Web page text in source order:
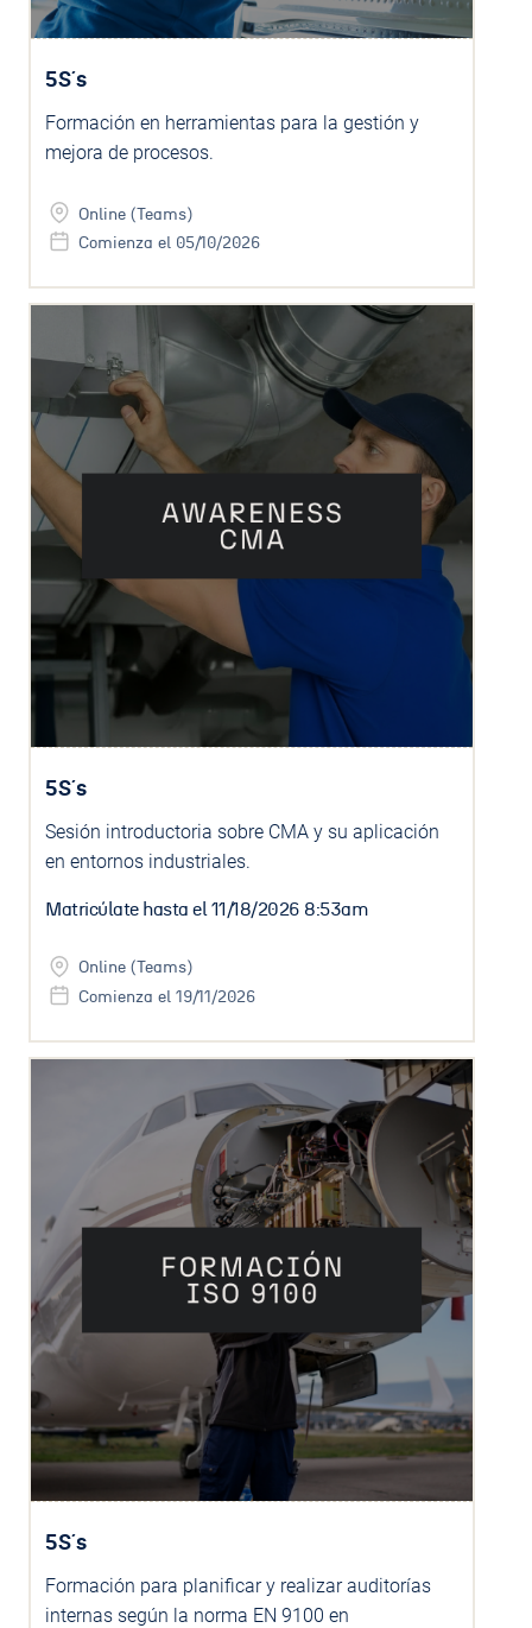
5S´s
Formación en herramientas para la gestión y
mejora de procesos.
Online (Teams)
Comienza el 05/10/2026
5S´s
Sesión introductoria sobre CMA y su aplicación
en entornos industriales.
Matricúlate hasta el 11/18/2026 8:53am
Online (Teams)
Comienza el 19/11/2026
5S´s
Formación para planificar y realizar auditorías
internas según la norma EN 9100 en